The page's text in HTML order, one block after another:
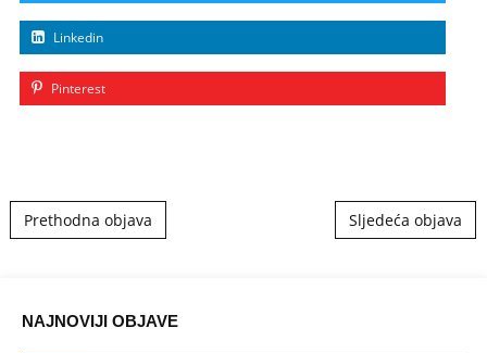
Linkedin
Pinterest
Post navigation
Prethodna objava Sljedeća objava
NAJNOVIJI OBJAVE